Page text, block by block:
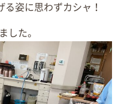
姿に思わずカシャ！
した。